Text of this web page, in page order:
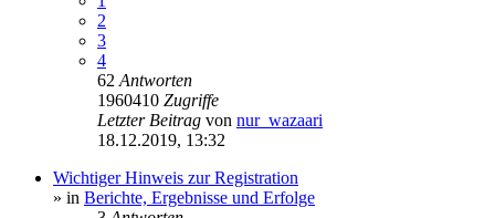
2
3
4
62 Antworten
1960410 Zugriffe
Letzter Beitrag von nur_wazaari
18.12.2019, 13:32
Wichtiger Hinweis zur Registration
» in Berichte, Ergebnisse und Erfolge